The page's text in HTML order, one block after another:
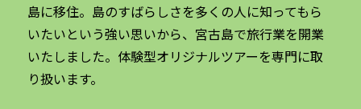
島に移住。島のすばらしさを多くの人に知ってもら
いたいという強い思いから、宮古島で旅行業を開業
いたしました。体験型オリジナルツアーを専門に取
り扱います。